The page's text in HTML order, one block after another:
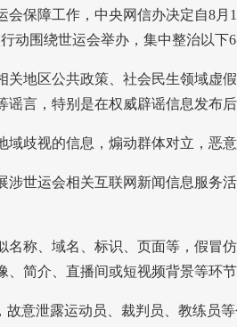
障工作，中央网信办决定自8月1
动围绕世运会举办，集中整治以下
地区公共政策、社会民生领域虚
谣言，特别是在权威辟谣信息发布
歧视的信息，煽动群体对立，恶
世运会相关互联网新闻信息服务
称、域名、标识、页面等，假冒
、简介、直播间或短视频背景等环
意泄露运动员、裁判员、教练员等